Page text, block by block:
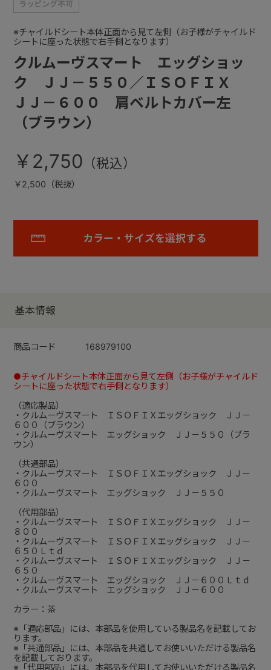
クルムーヴスマート エッグショッ
ク ＪＪ－５５０／ＩＳＯＦＩＸ
ＪＪ－６００ 肩ベルトカバー左
（ブラウン）
※チャイルドシート本体正面から見て左側（お子様がチャイルド
シートに座った状態で右手側となります）
￥2,750
￥2,500（税抜）
カラー・サイズを選択する
基本情報
商品コード 168979100
●チャイルドシート本体正面から見て左側（お子様がチャイルド
シートに座った状態で右手側となります）
（適応製品）
・クルムーヴスマート ＩＳＯＦＩＸエッグショック ＪＪ－
６００（ブラウン）
・クルムーヴスマート エッグショック ＪＪ－５５０（ブラ
ウン）
（共通部品）
・クルムーヴスマート ＩＳＯＦＩＸエッグショック ＪＪ－
６００
・クルムーヴスマート エッグショック ＪＪ－５５０
（代用部品）
・クルムーヴスマート ＩＳＯＦＩＸエッグショック ＪＪ－
８００
・クルムーヴスマート ＩＳＯＦＩＸエッグショック ＪＪ－
６５０Ｌｔｄ
・クルムーヴスマート ＩＳＯＦＩＸエッグショック ＪＪ－
６５０
・クルムーヴスマート エッグショック ＪＪ－６００Ｌｔｄ
・クルムーヴスマート エッグショック ＪＪ－６００
カラー：茶
※「適応部品」には、本部品を使用している製品名を記載してお
ります。
※「共通部品」には、本部品を共通してお使いいただける製品名
を記載しております。
※「代用部品」には、本部品を代用してお使いいただける製品名